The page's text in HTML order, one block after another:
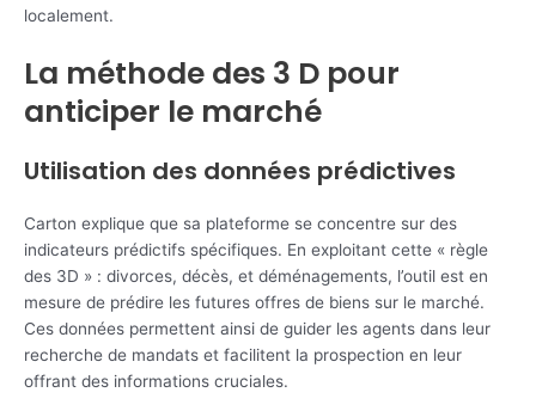
localement.
La méthode des 3 D pour
anticiper le marché
Utilisation des données prédictives
Carton explique que sa plateforme se concentre sur des
indicateurs prédictifs spécifiques. En exploitant cette « règle
des 3D » : divorces, décès, et déménagements, l’outil est en
mesure de prédire les futures offres de biens sur le marché.
Ces données permettent ainsi de guider les agents dans leur
recherche de mandats et facilitent la prospection en leur
offrant des informations cruciales.